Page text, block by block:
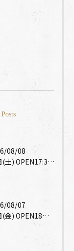
08/08
8月8日(土) OPEN17:30～CLOSE23:00
08/07
8月7日(金) OPEN18時～CLOSE23時